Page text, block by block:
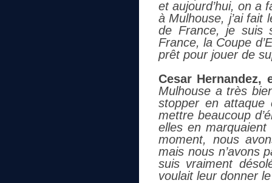
et aujourd’hui, on a
à Mulhouse, j’ai fait
de France, je suis
France, la Coupe
prêt pour jouer de
Cesar Hernandez,
Mulhouse a très
stopper en attaque
mettre beaucoup
elles en
moment, nous
mais nous n’avons
suis vraiment
voulait leur donner